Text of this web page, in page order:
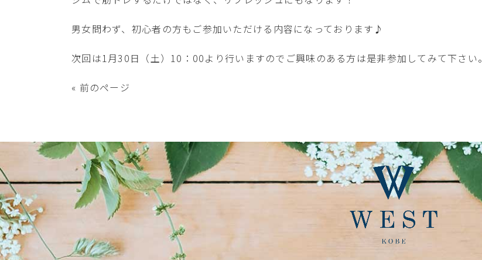
男女問わず、初心者の方もご参加いただける内容になっております♪
次回は1月30日（土）10：00より行いますのでご興味のある方は是非参加してみて下さい。
« 前のページ